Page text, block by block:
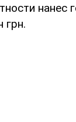
нанес
грн.